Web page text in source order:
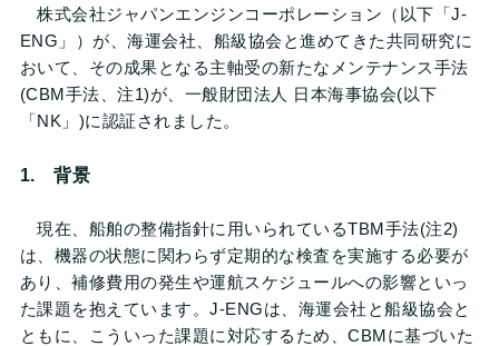
株式会社ジャパンエンジンコーポレーション（以下「J-
ENG」）が、海運会社、船級協会と進めてきた共同研究に
おいて、その成果となる主軸受の新たなメンテナンス手法
(CBM手法、注1)が、一般財団法人 日本海事協会(以下
「NK」)に認証されました。
1. 背景
現在、船舶の整備指針に用いられているTBM手法(注2)
は、機器の状態に関わらず定期的な検査を実施する必要が
あり、補修費用の発生や運航スケジュールへの影響といっ
た課題を抱えています。J-ENGは、海運会社と船級協会と
ともに、こういった課題に対応するため、CBMに基づいた